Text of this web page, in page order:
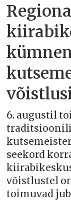
6. augustil
seekord
võistlustel
toimuvad